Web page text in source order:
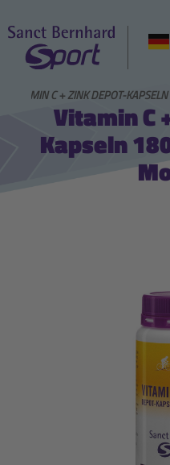
VITAMIN C + ZINK DEPOT-
Vitamin C
Kapseln